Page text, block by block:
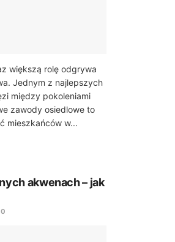
większą rolę odgrywa
Jednym z najlepszych
między pokoleniami
zawody osiedlowe to
mieszkańców w...
akwenach – jak
0